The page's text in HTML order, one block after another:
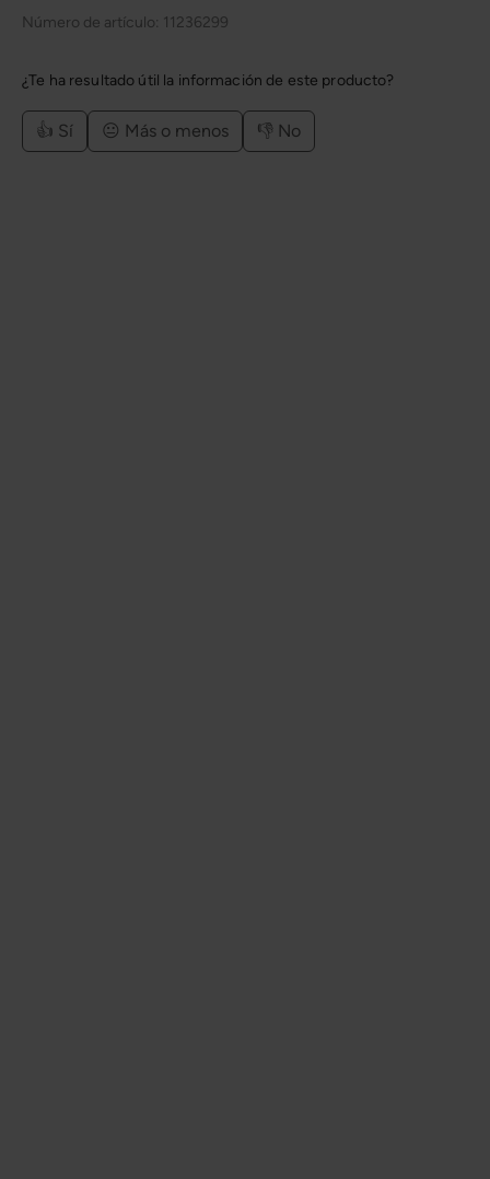
Número de artículo: 11236299
¿Te ha resultado útil la información de este producto?
👍 Sí 😐 Más o menos 👎 No